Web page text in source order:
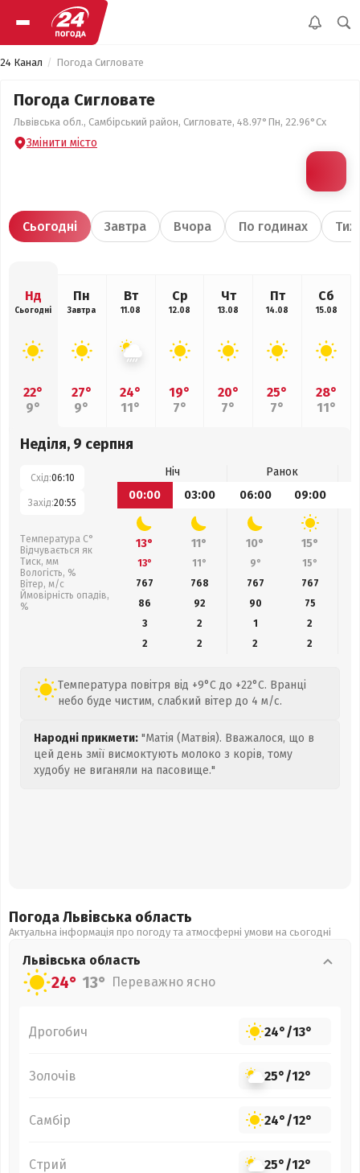
24 Канал Погода Сигловате
Погода Сигловате
Львівська обл., Самбірський район, Сигловате, 48.97°Пн, 22.96°Сх
Змінити місто
Сьогодні Завтра Вчора По годинах
Нд
Сьогодні
22°
9°
Пн
Завтра
27°
9°
Вт
11.08
24°
11°
Ср
12.08
19°
7°
Чт
13.08
20°
7°
Пт
14.08
25°
7°
Сб
15.08
28°
11°
Неділя, 9 серпня
Схід:06:10
Захід:20:55
Температура С°
Відчувається як
Тиск, мм
Вологість, %
Вітер, м/с
Ймовірність опадів,
%
Ніч
Ранок
00:00
03:00 06:00 09:00
13° 11° 10° 15°
13° 11° 9° 15°
767
768 767 767
86
92 90 75
3
2 1
2
2
2 2 2
Температура повітря від +9°C до +22°C. Вранці
небо буде чистим, слабкий вітер до 4 м/с.
Народні прикмети: "Матія (Матвія). Вважалося, що в
цей день змії висмоктують молоко з корів, тому
худобу не виганяли на пасовище."
Погода Львівська область
Актуальна інформація про погоду та атмосферні умови на сьогодні
Львівська область
24° 13° Переважно ясно
Дрогобич 24°/13°
Золочів 25°/12°
Самбір 24°/12°
Стрий 25°/12°